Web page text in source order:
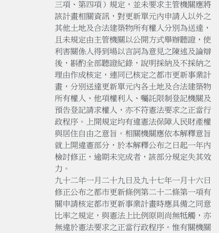
三項、第四項）規定，並未要求主管機關應將
該計畫相關資訊，對更新單元內申請人以外之
其他土地及合法建築物所有權人分別為送達，
且未規定由主管機關以公開方式舉辦聽證，使
利害關係人得到場以言詞為意見之陳述及論辯
後，斟酌全部聽證紀錄，說明採納及不採納之
理由作成核定，連同已核定之都市更新事業計
畫，分別送達更新單元內各土地及合法建築物
所有權人、他項權利人、囑託限制登記機關及
預告登記請求權人，亦不符憲法要求之正當行
政程序。上開規定均有違憲法保障人民財產權
與居住自由之意旨。相關機關應依本解釋意旨
就上開違憲部分，於本解釋公布之日起一年內
檢討修正，逾期未完成者，該部分規定失其效
力。
九十二年一月二十九日及九十七年一月十六日
修正公布之都市更新條例第二十二條第一項有
關申請核定都市更新事業計畫時應具備之同意
比率之規定，與憲法上比例原則尚無牴觸，亦
無違於憲法要求之正當行政程序。惟有關機關